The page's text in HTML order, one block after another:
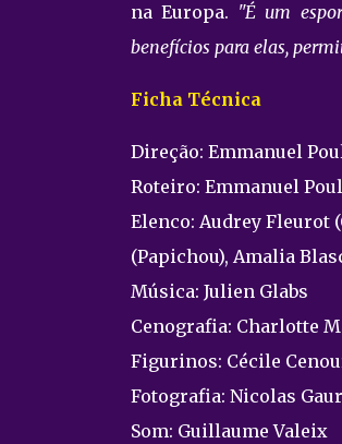
na Europa. "É um
benefícios para elas,
Ficha Técnica
Direção: Emmanuel
Roteiro: Emmanuel
Elenco: Audrey Fleurot
(Papichou), Amalia
Música: Julien Glabs
Cenografia: Charlotte
Figurinos: Cécile
Fotografia: Nicolas
Som: Guillaume Valeix